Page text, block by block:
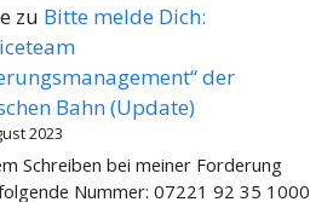
zu Bitte melde Dich:
der
Bahn (Update)
2023
Schreiben bei meiner Forderung
Nummer: 07221 92 35 1000